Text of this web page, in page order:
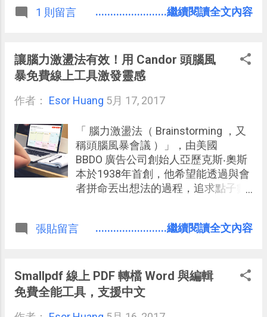
別人快一步的 Google 工作術 》的原
看我提到像是「 Steam 」、「 GOG
個遊戲商店，他自稱是線上搜尋、分
享獨立遊戲的最簡單平台，並且確實
」成立於 2013 年，發展至今（2017
遊戲（ Indie Game ） ，其中有 6 萬
款都是免費下載（或是自由定價），
成長速度可謂飛快。
1 則留言 ........................繼續閱讀全文內容
讓腦力激盪法有效！用 Candor 頭腦風
暴免費線上工具激發靈感
作者： Esor Huang 5月 17, 2017
「 腦力激盪法（ Brainstorming ，又
稱頭腦風暴會議 ）」，由美國
BBDO 廣告公司創始人亞歷克斯‧奧斯
本於1938年首創，他希望能透過與會
者拼命丟出想法的過程，追求點子數
點與方法被激發出來，最後才來做想
的朋友叫苦連天，有時候那個丟出點
子的過程會變得非常漫長，讓會議超
張貼留言 ........................繼續閱讀全文內容
Smallpdf 線上 PDF 轉檔 Word 與編輯
免費全能工具，支援中文